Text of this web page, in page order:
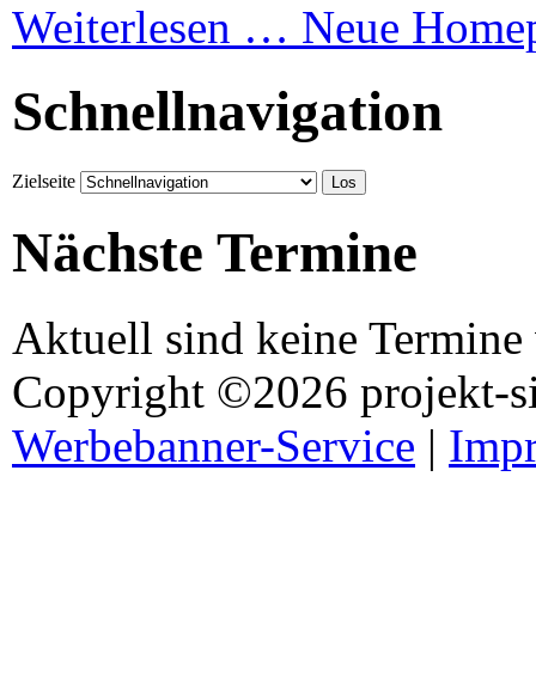
Weiterlesen … Neue
Schnellnavigation
Zielseite
Nächste Termine
Aktuell sind keine Termine
Copyright ©2026 projekt-
Werbebanner-Service |